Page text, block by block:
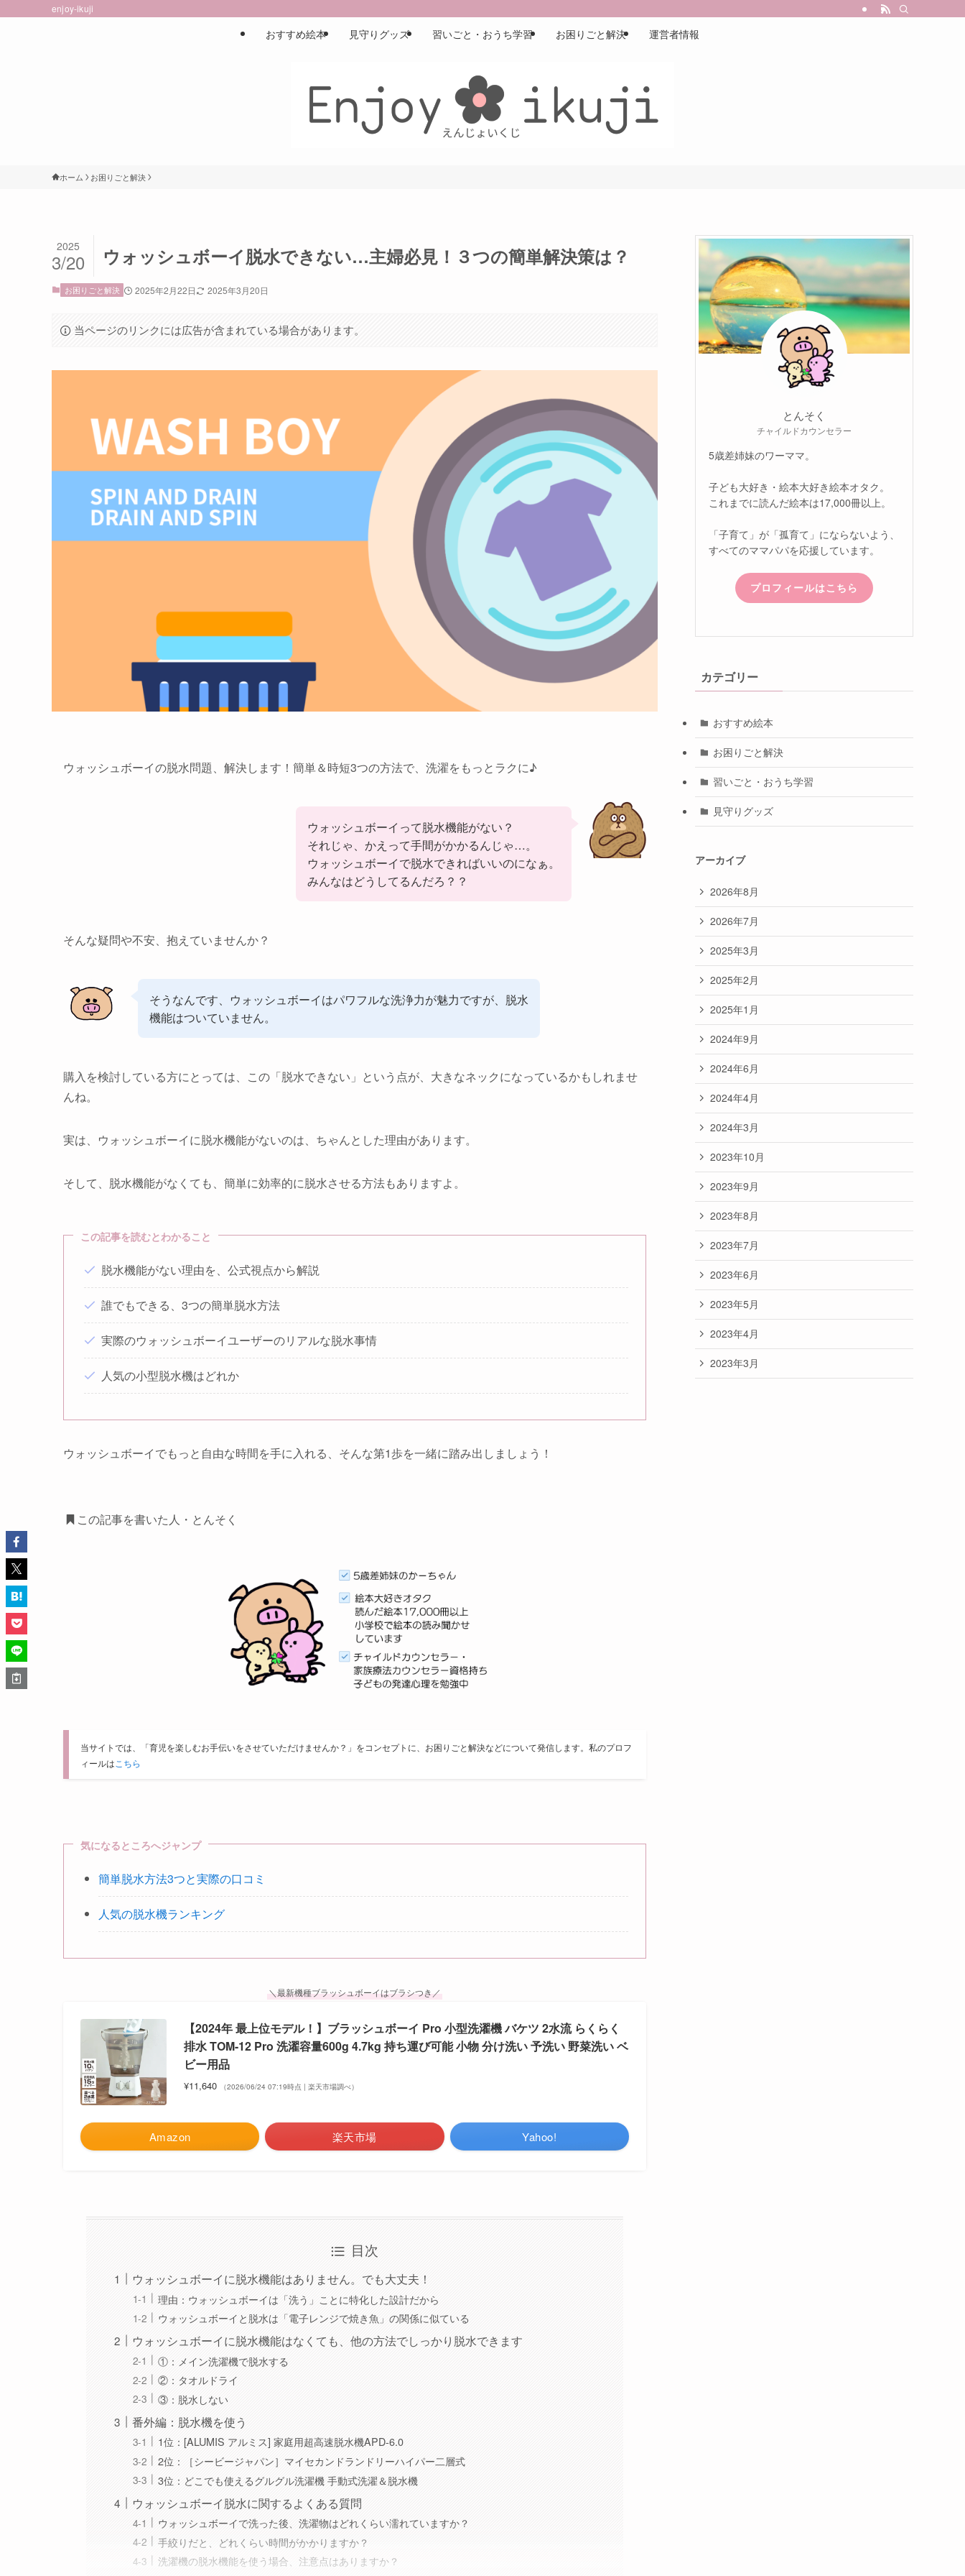
enjoy-ikuji
おすすめ絵本 見守りグッズ 習いごと・おうち学習 お困りごと解決 運営者情報
ホーム お困りごと解決
ウォッシュボーイ脱水できない…主婦必見！３つの簡単解決策は？
2025
3/20
お困りごと解決 2025年2月22日 2025年3月20日
当ページのリンクには広告が含まれている場合があります。
ウォッシュボーイの脱水問題、解決します！簡単＆時短3つの方法で、洗濯をもっとラクに♪
ウォッシュボーイって脱水機能がない？
それじゃ、かえって手間がかかるんじゃ…。
ウォッシュボーイで脱水できればいいのになぁ。
みんなはどうしてるんだろ？？
そんな疑問や不安、抱えていませんか？
そうなんです、ウォッシュボーイはパワフルな洗浄力が魅力ですが、脱水
機能はついていません。
購入を検討している方にとっては、この「脱水できない」という点が、大きなネックになっているかもしれませ
んね。
実は、ウォッシュボーイに脱水機能がないのは、ちゃんとした理由があります。
そして、脱水機能がなくても、簡単に効率的に脱水させる方法もありますよ。
この記事を読むとわかること
脱水機能がない理由を、公式視点から解説
誰でもできる、3つの簡単脱水方法
実際のウォッシュボーイユーザーのリアルな脱水事情
人気の小型脱水機はどれか
ウォッシュボーイでもっと自由な時間を手に入れる、そんな第1歩を一緒に踏み出しましょう！
この記事を書いた人・とんそく
当サイトでは、「育児を楽しむお手伝いをさせていただけませんか？」をコンセプトに、お困りごと解決などについて発信します。私のプロフ
ィールは こちら
気になるところへジャンプ
簡単脱水方法3つと実際の口コミ
人気の脱水機ランキング
＼最新機種ブラッシュボーイはブラシつき／
【2024年 最上位モデル！】ブラッシュボーイ Pro 小型洗濯機 バケツ 2水流 らくらく
排水 TOM-12 Pro 洗濯容量600g 4.7kg 持ち運び可能 小物 分け洗い 予洗い 野菜洗い ベ
ビー用品
¥11,640 （2026/06/24 07:19時点 | 楽天市場調べ）
Amazon 楽天市場 Yahoo!
目次
ウォッシュボーイに脱水機能はありません。でも大丈夫！
理由：ウォッシュボーイは「洗う」ことに特化した設計だから
ウォッシュボーイと脱水は「電子レンジで焼き魚」の関係に似ている
ウォッシュボーイに脱水機能はなくても、他の方法でしっかり脱水できます
①：メイン洗濯機で脱水する
②：タオルドライ
③：脱水しない
番外編：脱水機を使う
1位：[ALUMIS アルミス] 家庭用超高速脱水機APD-6.0
2位：［シービージャパン］マイセカンドランドリーハイパー二層式
3位：どこでも使えるグルグル洗濯機 手動式洗濯＆脱水機
ウォッシュボーイ脱水に関するよくある質問
ウォッシュボーイで洗った後、洗濯物はどれくらい濡れていますか？
手絞りだと、どれくらい時間がかかりますか？
洗濯機の脱水機能を使う場合、注意点はありますか？
とんそく
チャイルドカウンセラー
5歳差姉妹のワーママ。
子ども大好き・絵本大好き絵本オタク。
これまでに読んだ絵本は17,000冊以上。
「子育て」が「孤育て」にならないよう、
すべてのママパパを応援しています。
プロフィールはこちら
カテゴリー
おすすめ絵本
お困りごと解決
習いごと・おうち学習
見守りグッズ
アーカイブ
2026年8月
2026年7月
2025年3月
2025年2月
2025年1月
2024年9月
2024年6月
2024年4月
2024年3月
2023年10月
2023年9月
2023年8月
2023年7月
2023年6月
2023年5月
2023年4月
2023年3月